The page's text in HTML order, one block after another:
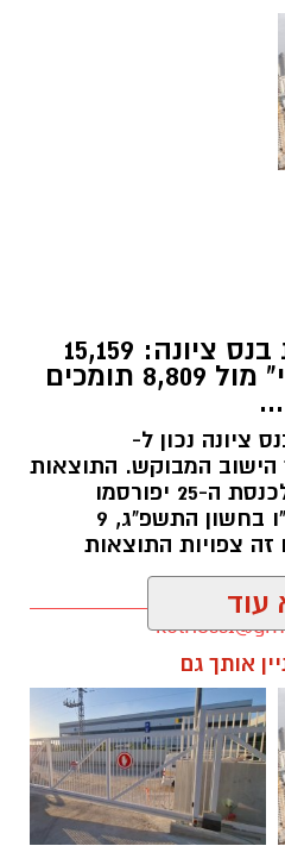
התוצאות הסופיות בנס ציונה: 15,159
תמכו ב"גוש השינוי" מול 8,809 תומכים
ציונה נכון ל‏-
19:39 לחתך הישוב המבוקש. התוצאות
הסופיות של הבחירות לכנסת ה-25 יפורסמו
ברשומות עד ליום ד' ט"ו בחשון התשפ"ג, 9
עד ליום זה צפויות התוצאות
עוד
אותך גם